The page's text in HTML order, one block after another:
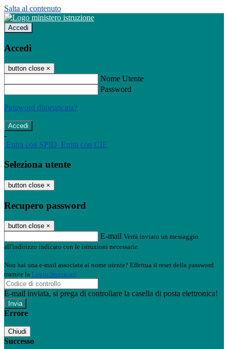
Salta al contenuto
Accedi
Accedi
button close ×
Nome Utente
Password
Password dimenticata?
-
Entra con SPID Entra con CIE
Seleziona utente
button close ×
Recupero password
button close ×
E-mail Verrà inviato un messaggio
all'indirizzo indicato con le istruzioni necessarie.
Non hai una e-mail associata al nome utente? Effettua il reset della password
tramite la Login Spaggiari
E-mail inviata, si prega di controllare la casella di posta elettronica!
Errore
Chiudi
Successo